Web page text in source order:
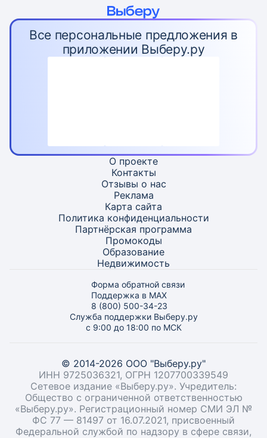
Все персональные предложения в
приложении Выберу.ру
О проекте
Контакты
Отзывы о нас
Реклама
Карта сайта
Политика конфиденциальности
Партнёрская программа
Промокоды
Образование
Недвижимость
Форма обратной связи
Поддержка в MAX
8 (800) 500-34-23
Служба поддержки Выберу.ру
с 9:00 до 18:00 по МСК
© 2014-2026 ООО "Выберу.ру"
ИНН 9725036321, ОГРН 1207700339549
Сетевое издание «Выберу.ру». Учредитель:
Общество с ограниченной ответственностью
«Выберу.ру». Регистрационный номер СМИ ЭЛ №
ФС 77 — 81497 от 16.07.2021, присвоенный
Федеральной службой по надзору в сфере связи,